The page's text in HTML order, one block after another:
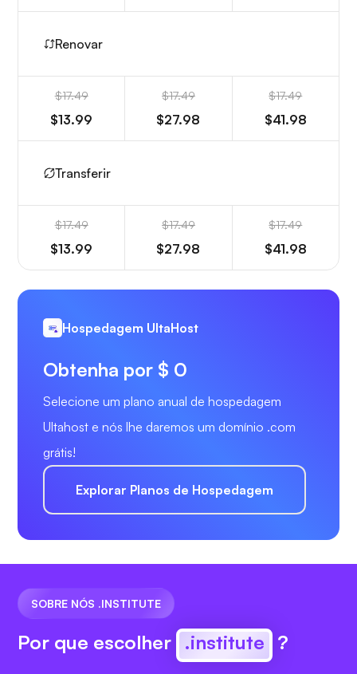
Renovar
$17.49
$13.99
$17.49
$27.98
$17.49
$41.98
Transferir
$17.49
$13.99
$17.49
$27.98
$17.49
$41.98
Hospedagem UltaHost
Obtenha por $ 0
Selecione um plano anual de hospedagem
Ultahost e nós lhe daremos um domínio .com
grátis!
Explorar Planos de Hospedagem
SOBRE NÓS .INSTITUTE
Por que escolher .institute ?